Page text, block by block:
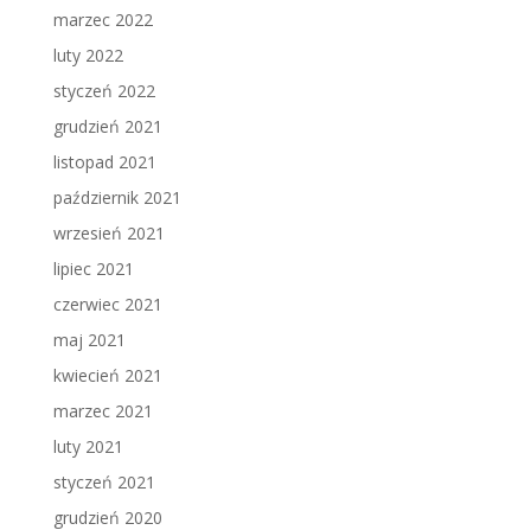
marzec 2022
luty 2022
styczeń 2022
grudzień 2021
listopad 2021
październik 2021
wrzesień 2021
lipiec 2021
czerwiec 2021
maj 2021
kwiecień 2021
marzec 2021
luty 2021
styczeń 2021
grudzień 2020